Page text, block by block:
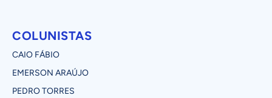
COLUNISTAS
CAIO FÁBIO
EMERSON ARAÚJO
PEDRO TORRES